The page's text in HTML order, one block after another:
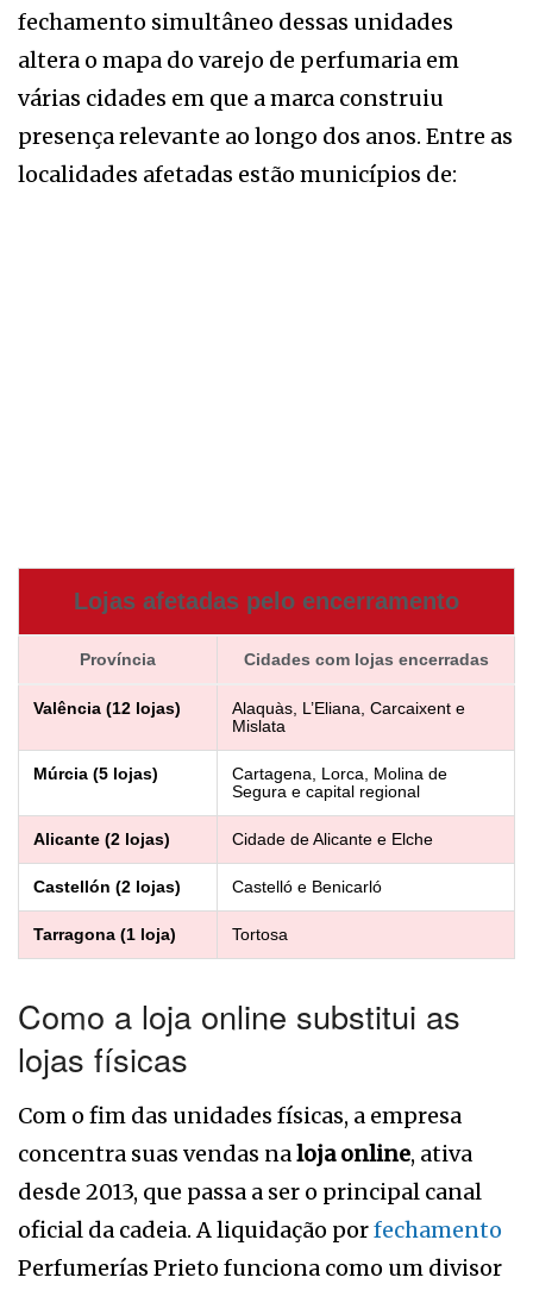
fechamento simultâneo dessas unidades
altera o mapa do varejo de perfumaria em
várias cidades em que a marca construiu
presença relevante ao longo dos anos. Entre as
localidades afetadas estão municípios de:
Lojas afetadas pelo encerramento
Província Cidades com lojas encerradas
Valência (12 lojas)
Alaquàs, L’Eliana, Carcaixent e
Mislata
Múrcia (5 lojas)
Cartagena, Lorca, Molina de
Segura e capital regional
Alicante (2 lojas) Cidade de Alicante e Elche
Castellón (2 lojas) Castelló e Benicarló
Tarragona (1 loja) Tortosa
Como a loja online substitui as
lojas físicas
Com o fim das unidades físicas, a empresa
concentra suas vendas na loja online, ativa
desde 2013, que passa a ser o principal canal
oficial da cadeia. A liquidação porfechamento
Perfumerías Prieto funciona como um divisor